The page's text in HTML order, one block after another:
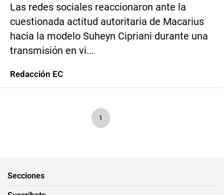
Las redes sociales reaccionaron ante la
cuestionada actitud autoritaria de Macarius
hacia la modelo Suheyn Cipriani durante una
transmisión en vi...
Redacción EC
1
Secciones